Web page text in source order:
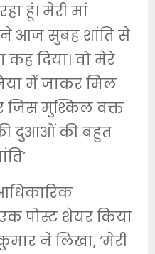
हूं। मेरी मां
ने आज सुबह शांति से
कह दिया। वो मेरे
में जाकर मिल
जिस मुश्किल वक्त
दुआओं की बहुत
पोस्ट शेयर किया
ने लिखा, ‘मेरी